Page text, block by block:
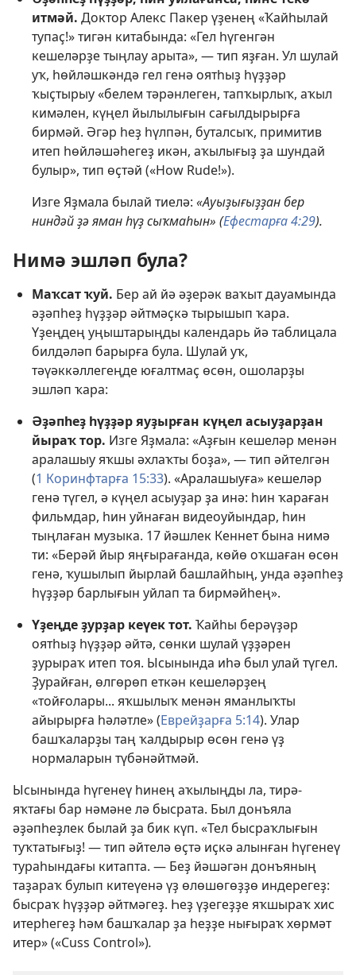
итмәй. Доктор Алекс Пакер үҙенең «Ҡайһылай
тупаҫ!» тигән китабында: «Гел һүгенгән
кешеләрҙе тыңлау арыта», — тип яҙған. Ул шулай
уҡ, һөйләшкәндә гел генә оятһыҙ һүҙҙәр
ҡыҫтырыу «белем тәрәнлеген, тапҡырлыҡ, аҡыл
кимәлен, күңел йылылығын сағылдырырға
бирмәй. Әгәр һеҙ һүлпән, буталсыҡ, примитив
итеп һөйләшәһегеҙ икән, аҡылығыҙ ҙа шундай
булыр», тип өҫтәй («How Rude!»).
Изге Яҙмала былай тиелә: «Ауыҙығыҙҙан бер
ниндәй ҙә яман һүҙ сыҡмаһын» (Ефестарға 4:29).
Нимә эшләп була?
Маҡсат ҡуй. Бер ай йә әҙерәк ваҡыт дауамында
әҙәпһеҙ һүҙҙәр әйтмәҫкә тырышып ҡара.
Үҙеңдең уңыштарыңды календарь йә таблицала
билдәләп барырға була. Шулай уҡ,
тәүәккәллегеңде юғалтмаҫ өсөн, ошоларҙы
эшләп ҡара:
Әҙәпһеҙ һүҙҙәр яуҙырған күңел асыуҙарҙан
йыраҡ тор. Изге Яҙмала: «Аҙғын кешеләр менән
аралашыу яҡшы әхлаҡты боҙа», — тип әйтелгән
(1 Коринфтарға 15:33). «Аралашыуға» кешеләр
генә түгел, ә күңел асыуҙар ҙа инә: һин ҡараған
фильмдар, һин уйнаған видеоуйындар, һин
тыңлаған музыка. 17 йәшлек Кеннет бына нимә
ти: «Берәй йыр яңғырағанда, көйө оҡшаған өсөн
генә, ҡушылып йырлай башлайһың, унда әҙәпһеҙ
һүҙҙәр барлығын уйлап та бирмәйһең».
Үҙеңде ҙурҙар кеүек тот. Ҡайһы берәүҙәр
оятһыҙ һүҙҙәр әйтә, сөнки шулай үҙҙәрен
ҙурыраҡ итеп тоя. Ысынында иһә был улай түгел.
Ҙурайған, өлгөрөп еткән кешеләрҙең
«тойғолары... яҡшылыҡ менән яманлыҡты
айырырға һәләтле» (Еврейҙарға 5:14). Улар
башҡаларҙы таң ҡалдырыр өсөн генә үҙ
нормаларын түбәнәйтмәй.
Ысынында һүгенеү һинең аҡылыңды ла, тирә-
яҡтағы бар нәмәне лә бысрата. Был донъяла
әҙәпһеҙлек былай ҙа бик күп. «Тел бысраҡлығын
туҡтатығыҙ! — тип әйтелә өҫтә иҫкә алынған һүгенеү
тураһындағы китапта. — Беҙ йәшәгән донъяның
таҙараҡ булып китеүенә үҙ өлөшөгөҙҙө индерегеҙ:
бысраҡ һүҙҙәр әйтмәгеҙ. Һеҙ үҙегеҙҙе яҡшыраҡ хис
итерһегеҙ һәм башҡалар ҙа һеҙҙе нығыраҡ хөрмәт
итер» («Cuss Control»).